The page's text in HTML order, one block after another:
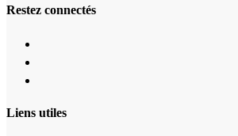
Restez connectés
Liens utiles